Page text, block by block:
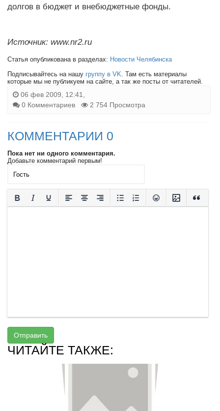
долгов в бюджет и внебюджетные фонды.
Источник: www.nr2.ru
Статья опубликована в разделах: Новости Челябинска
Подписывайтесь на нашу группу в VK. Там есть материалы
которые мы не публикуем на сайте, а так же посты от читателей.
06 фев 2009, 12:41,
0 Комментариев
2 754 Просмотра
КОММЕНТАРИИ 0
Пока нет ни одного комментария.
Добавьте комментарий первым!
Отправить
ЧИТАЙТЕ ТАКЖЕ: